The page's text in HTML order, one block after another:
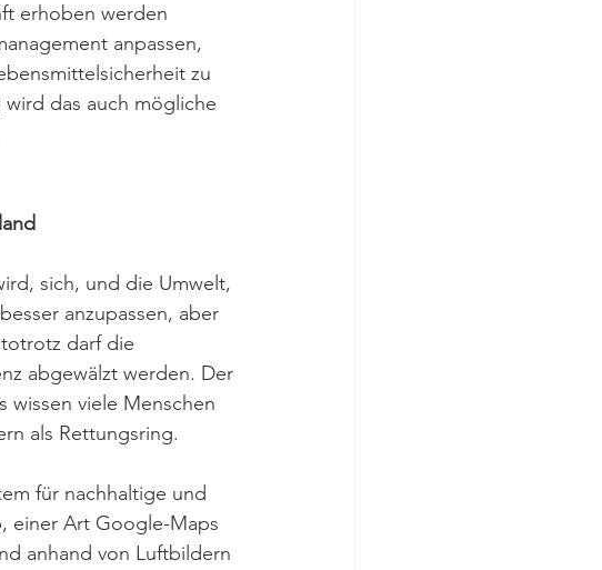
erhoben werden
anpassen,
zu
das auch mögliche
sich, und die Umwelt,
anzupassen, aber
darf die
abgewälzt werden. Der
wissen viele Menschen
als Rettungsring.
für nachhaltige und
einer Art Google-Maps
anhand von Luftbildern